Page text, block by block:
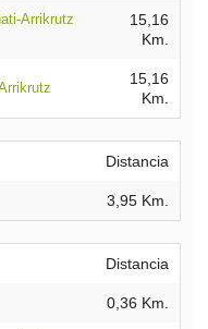
Arrikrutz
15,16
Km.
15,16
Km.
Distancia
3,95 Km.
Distancia
0,36 Km.